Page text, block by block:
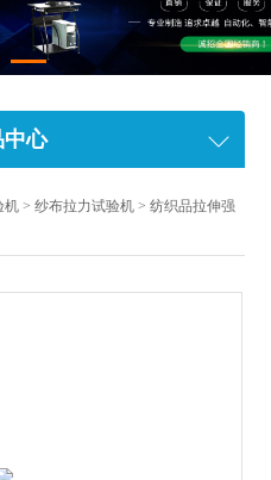
中心
机 >纱布拉力试验机 > 纺织品拉伸强